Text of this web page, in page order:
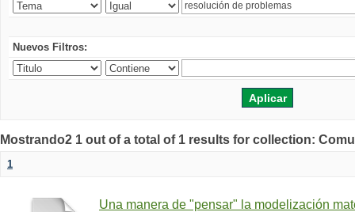
Nuevos Filtros:
Mostrando2 1 out of a total of 1 results for collection:
1
Una manera de "pensar" la modelización